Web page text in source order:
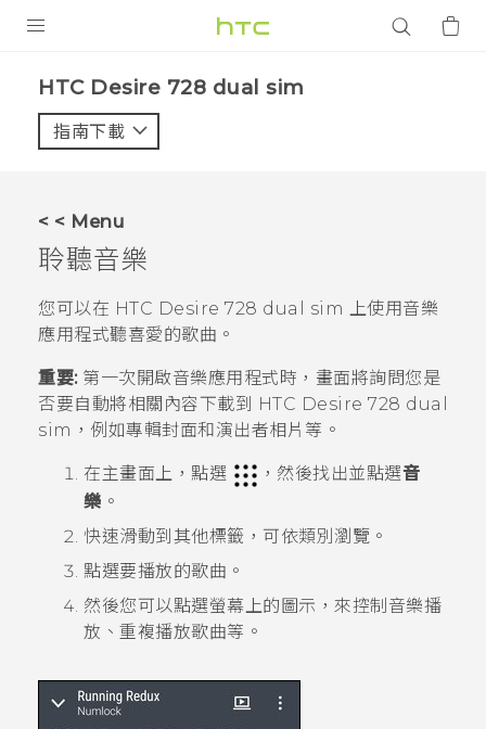
VIVE
應用程式
支援服務
登入
HTC Desire 728 dual sim‎
指南下載
< < Menu
聆聽音樂
您可以在 HTC Desire 728 dual sim 上使用音樂
應用程式聽喜愛的歌曲。
重要:第一次開啟音樂應用程式時，畫面將詢問您是
否要自動將相關內容下載到
HTC Desire 728 dual
sim ，例如專輯封面和演出者相片等。
在主畫面上，點選 ，然後找出並點選音
樂 。
快速滑動到其他標籤，可依類別瀏覽。
點選要播放的歌曲。
然後您可以點選螢幕上的圖示，來控制音樂播
放、重複播放歌曲等。